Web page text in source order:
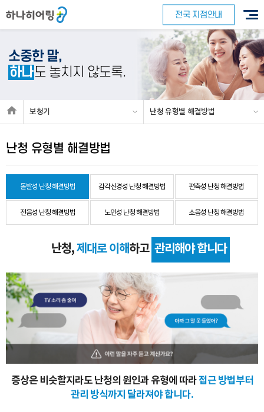
전국 지점안내
소중한 말,
하나도 놓치지 않도록.
보청기 난청 유형별 해결방법
난청 유형별 해결방법
돌발성 난청 해결방법 감각신경성 난청 해결방법 편측성 난청 해결방법
전음성 난청 해결방법 노인성 난청 해결방법 소음성 난청 해결방법
난청,제대로 이해하고 관리해야 합니다
증상은 비슷할지라도 난청의 원인과 유형에 따라접근 방법부터
관리 방식까지 달라져야 합니다.